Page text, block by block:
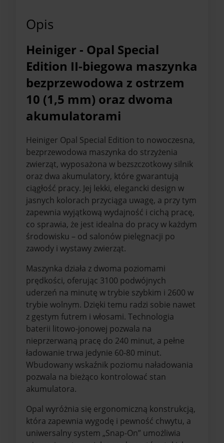
Opis
Heiniger - Opal Special
Edition II-biegowa maszynka
bezprzewodowa z ostrzem
10 (1,5 mm) oraz dwoma
akumulatorami
Heiniger Opal Special Edition to nowoczesna,
bezprzewodowa maszynka do strzyżenia
zwierząt, wyposażona w bezszczotkowy silnik
oraz dwa akumulatory, które gwarantują
ciągłość pracy. Jej lekki, elegancki design w
jasnych kolorach przyciąga uwagę, a przy tym
zapewnia wyjątkową wydajność i cichą pracę,
co sprawia, że jest idealna do pracy w każdym
środowisku – od salonów pielęgnacji po
zawody i wystawy zwierząt.
Maszynka działa z dwoma poziomami
prędkości, oferując 3100 podwójnych
uderzeń na minutę w trybie szybkim i 2600 w
trybie wolnym. Dzięki temu radzi sobie nawet
z gęstym futrem i włosami. Technologia
baterii litowo-jonowej pozwala na
nieprzerwaną pracę do 240 minut, a pełne
ładowanie trwa jedynie 60-80 minut.
Wbudowany wskaźnik poziomu naładowania
pozwala na bieżąco kontrolować stan
akumulatora.
Opal wyróżnia się ergonomiczną konstrukcją,
która zapewnia wygodę i pewność chwytu, a
uniwersalny system „Snap-On” umożliwia